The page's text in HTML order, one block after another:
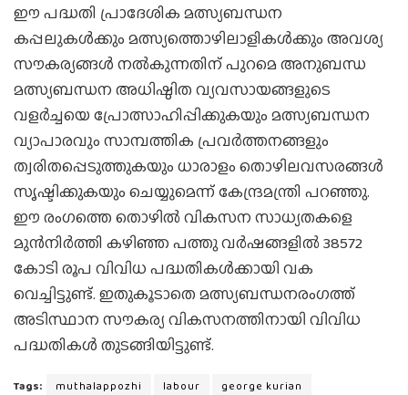
ഈ പദ്ധതി പ്രാദേശിക മത്സ്യബന്ധന
കപ്പലുകള്‍ക്കും മത്സ്യത്തൊഴിലാളികള്‍ക്കും അവശ്യ
സൗകര്യങ്ങള്‍ നല്‍കുന്നതിന് പുറമെ അനുബന്ധ
മത്സ്യബന്ധന അധിഷ്ഠിത വ്യവസായങ്ങളുടെ
വളര്‍ച്ചയെ പ്രോത്സാഹിപ്പിക്കുകയും മത്സ്യബന്ധന
വ്യാപാരവും സാമ്പത്തിക പ്രവര്‍ത്തനങ്ങളും
ത്വരിതപ്പെടുത്തുകയും ധാരാളം തൊഴിലവസരങ്ങള്‍
സൃഷ്ടിക്കുകയും ചെയ്യുമെന്ന് കേന്ദ്രമന്ത്രി പറഞ്ഞു.
ഈ രംഗത്തെ തൊഴില്‍ വികസന സാധ്യതകളെ
മുന്‍നിര്‍ത്തി കഴിഞ്ഞ പത്തു വര്‍ഷങ്ങളില്‍ 38572
കോടി രൂപ വിവിധ പദ്ധതികള്‍ക്കായി വക
വെച്ചിട്ടുണ്ട്. ഇതുകൂടാതെ മത്സ്യബന്ധനരംഗത്ത്
അടിസ്ഥാന സൗകര്യ വികസനത്തിനായി വിവിധ
പദ്ധതികള്‍ തുടങ്ങിയിട്ടുണ്ട്.
Tags: muthalappozhi labour
george kurian